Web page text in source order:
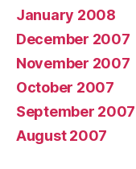
January 2008
December 2007
November 2007
October 2007
September 2007
August 2007